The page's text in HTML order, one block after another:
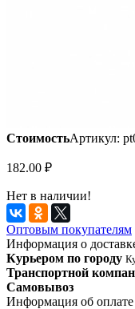
СтоимостьАртикул:
182.00 ₽
Нет в наличии!
Оптовым покупателям
Информация о
Курьером по городу
Транспортной
Самовывоз
Информация об оплате